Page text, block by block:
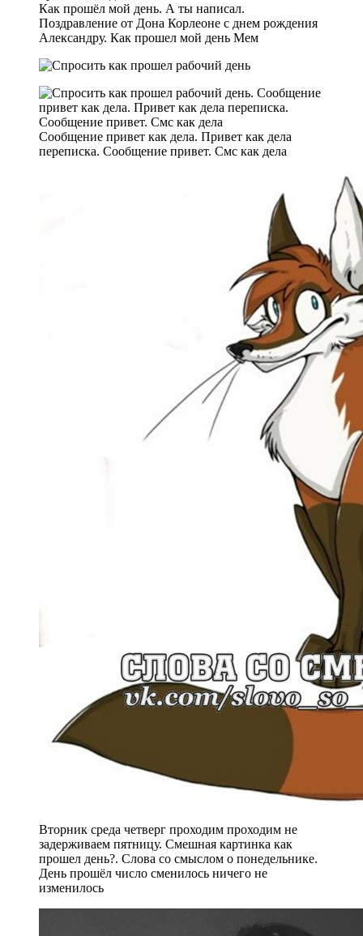
Как прошёл мой день. А ты написал.
Поздравление от Дона Корлеоне с днем рождения
Александру. Как прошел мой день Мем
Сообщение привет как дела. Привет как дела
переписка. Сообщение привет. Смс как дела
Вторник среда четверг проходим проходим не
задерживаем пятницу. Смешная картинка как
прошел день?. Слова со смыслом о понедельнике.
День прошёл число сменилось ничего не
изменилось